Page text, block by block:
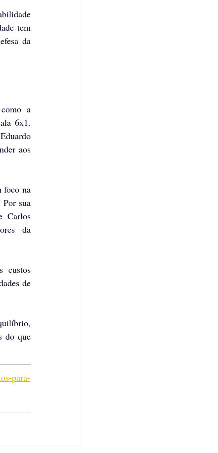
tem
da
a
6x1.
aos
foco na
Por sua
Carlos
custos
de
do que
para-